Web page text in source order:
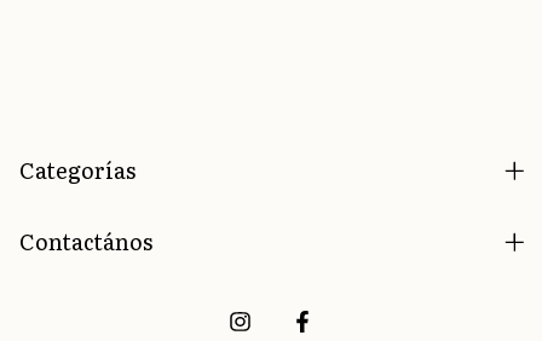
Categorías
Contactános